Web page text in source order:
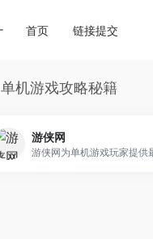
首页 链接提交
单机游戏攻略秘籍
游侠网